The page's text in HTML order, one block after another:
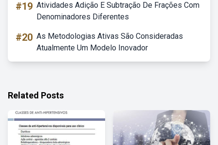
#19 Atividades Adição E Subtração De Frações Com
Denominadores Diferentes
#20 As Metodologias Ativas São Consideradas
Atualmente Um Modelo Inovador
Related Posts